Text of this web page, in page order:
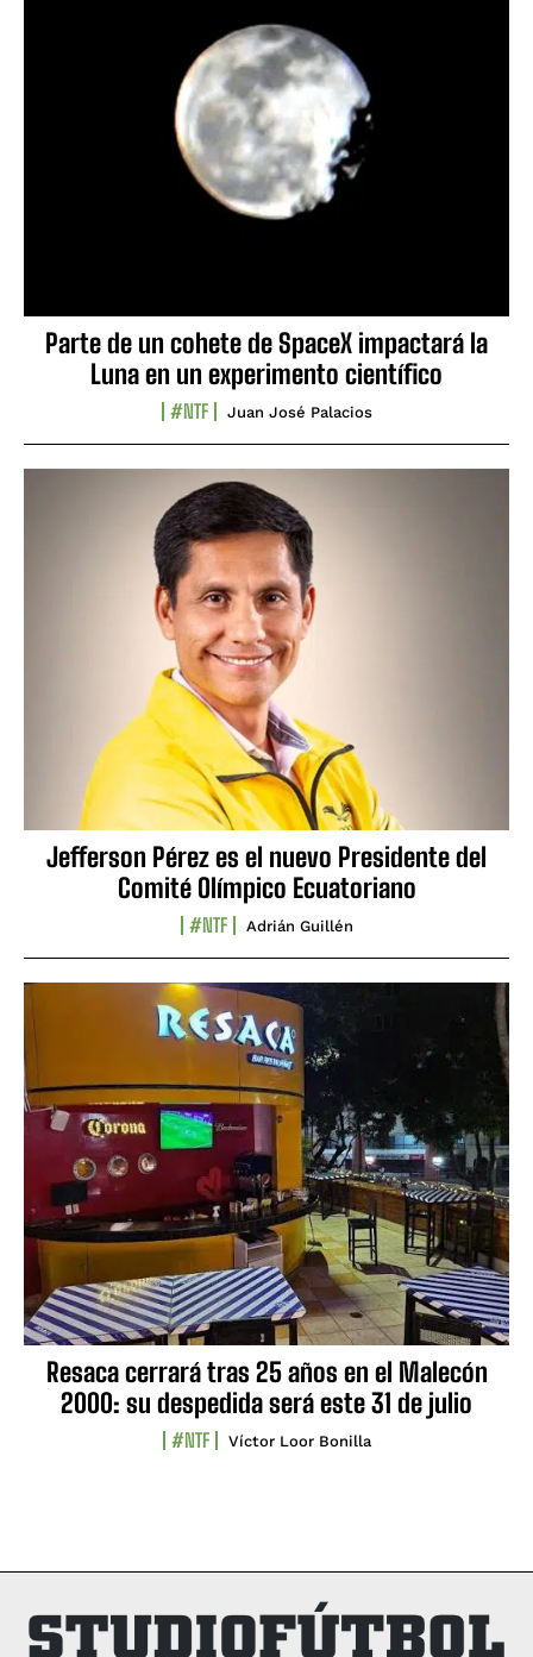
Parte de un cohete de SpaceX impactará la
Luna en un experimento científico
#NTF Juan José Palacios
Jefferson Pérez es el nuevo Presidente del
Comité Olímpico Ecuatoriano
#NTF Adrián Guillén
Resaca cerrará tras 25 años en el Malecón
2000: su despedida será este 31 de julio
#NTF Víctor Loor Bonilla